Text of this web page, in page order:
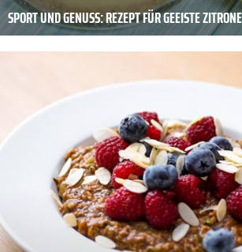
SPORT UND GENUSS: REZEPT FÜR GEEISTE